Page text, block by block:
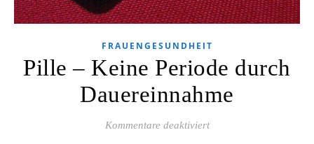
FRAUENGESUNDHEIT
Pille – Keine Periode durch
Dauereinnahme
Kommentare deaktiviertfür Pille – Keine